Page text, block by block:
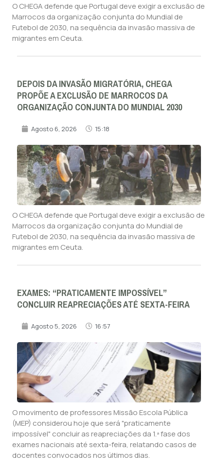
O CHEGA defende que Portugal deve exigir a exclusão de
Marrocos da organização conjunta do Mundial de
Futebol de 2030, na sequência da invasão massiva de
migrantes em Ceuta.
DEPOIS DA INVASÃO MIGRATÓRIA, CHEGA
PROPÕE A EXCLUSÃO DE MARROCOS DA
ORGANIZAÇÃO CONJUNTA DO MUNDIAL 2030
Agosto 6, 2026 15:18
O CHEGA defende que Portugal deve exigir a exclusão de
Marrocos da organização conjunta do Mundial de
Futebol de 2030, na sequência da invasão massiva de
migrantes em Ceuta.
EXAMES: “PRATICAMENTE IMPOSSÍVEL”
CONCLUIR REAPRECIAÇÕES ATÉ SEXTA-FEIRA
Agosto 5, 2026 16:57
O movimento de professores Missão Escola Pública
(MEP) considerou hoje que será "praticamente
impossível" concluir as reapreciações da 1.ª fase dos
exames nacionais até sexta-feira, relatando casos de
docentes convocados nos últimos dias.